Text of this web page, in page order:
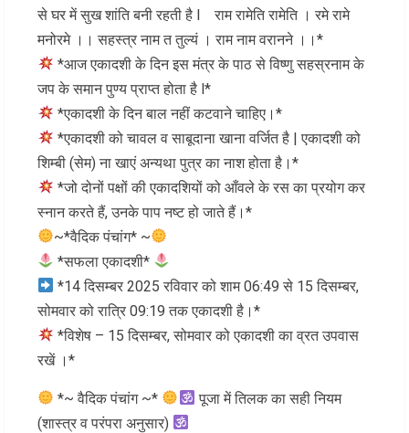
से घर में सुख शांति बनी रहती है l राम रामेति रामेति । रमे रामे
मनोरमे ।। सहस्त्र नाम त तुल्यं । राम नाम वरानने ।।*
*आज एकादशी के दिन इस मंत्र के पाठ से विष्णु सहस्रनाम के
जप के समान पुण्य प्राप्त होता है l*
*एकादशी के दिन बाल नहीं कटवाने चाहिए।*
*एकादशी को चावल व साबूदाना खाना वर्जित है | एकादशी को
शिम्बी (सेम) ना खाएं अन्यथा पुत्र का नाश होता है।*
*जो दोनों पक्षों की एकादशियों को आँवले के रस का प्रयोग कर
स्नान करते हैं, उनके पाप नष्ट हो जाते हैं।*
~*वैदिक पंचांग* ~
*सफला एकादशी*
*14 दिसम्बर 2025 रविवार को शाम 06:49 से 15 दिसम्बर,
सोमवार को रात्रि 09:19 तक एकादशी है।*
*विशेष – 15 दिसम्बर, सोमवार को एकादशी का व्रत उपवास
रखें ।*
*~ वैदिक पंचांग ~*
पूजा में तिलक का सही नियम
(शास्त्र व परंपरा अनुसार)